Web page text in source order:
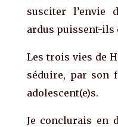
susciter l’envie
ardus puissent-ils
Les trois vies de
séduire, par son
adolescent(e)s.
Je conclurais en